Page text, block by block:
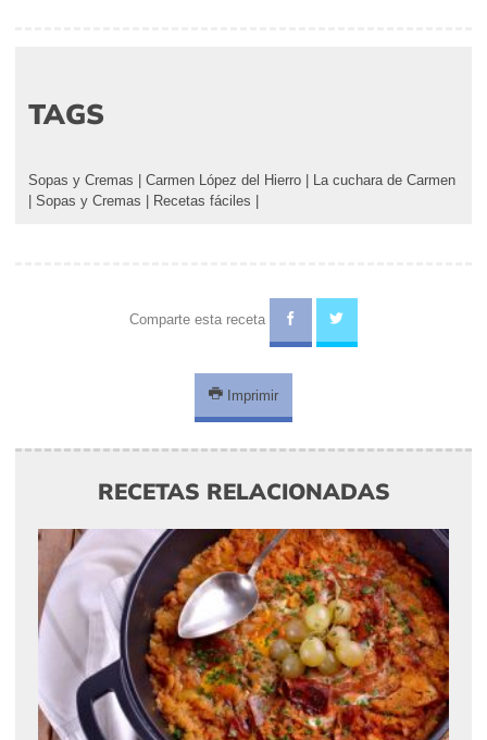
TAGS
Sopas y Cremas Carmen López del Hierro
La cuchara de Carmen
Sopas y Cremas Recetas fáciles
Comparte esta receta
Imprimir
RECETAS RELACIONADAS